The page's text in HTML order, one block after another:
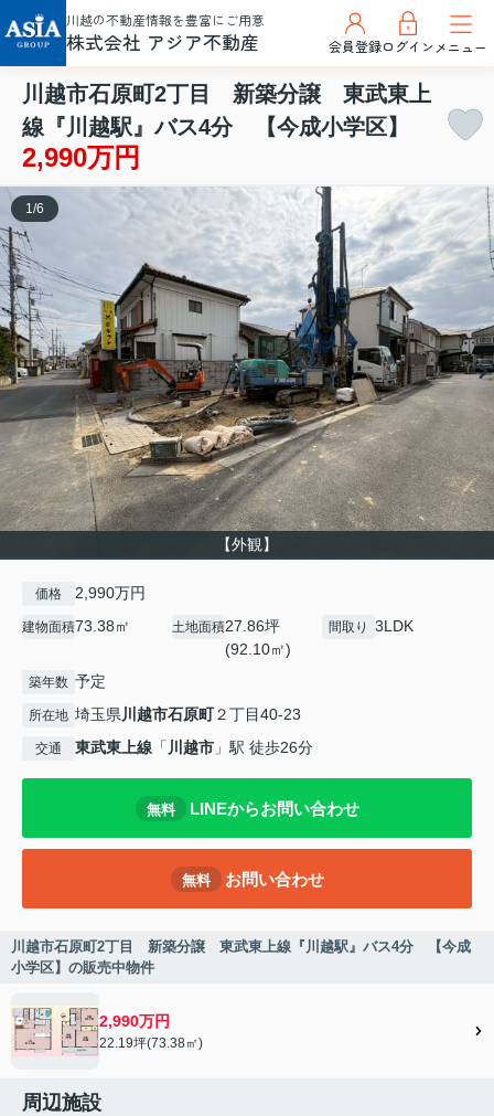
川越の不動産情報を豊富にご用意
株式会社 アジア不動産 会員登録ログインメニュー
川越市石原町2丁目 新築分譲 東武東上
線『川越駅』バス4分 【今成小学区】
2,990万円
【外観】
1 /6
価格 2,990万円
建物面積73.38㎡ 土地面積27.86坪
(92.10㎡)
間取り 3LDK
築年数 予定
所在地 埼玉県川越市石原町２丁目40-23
交通 東武東上線 「 川越市 」駅 徒歩26分
無料 LINEからお問い合わせ
無料 お問い合わせ
川越市石原町2丁目 新築分譲 東武東上線『川越駅』バス4分 【今成
小学区】の販売中物件
2,990万円
22.19坪(73.38㎡)
周辺施設